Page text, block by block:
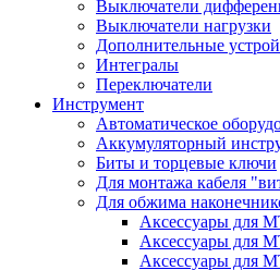
Выключатели
Выключатели нагрузки
Дополнительные
Интегралы
Переключатели
Инструмент
Автоматическое
Аккумуляторный
Биты и торцевые ключи
Для монтажа кабеля
Для обжима
Аксессуары для
Аксессуары для
Аксессуары для